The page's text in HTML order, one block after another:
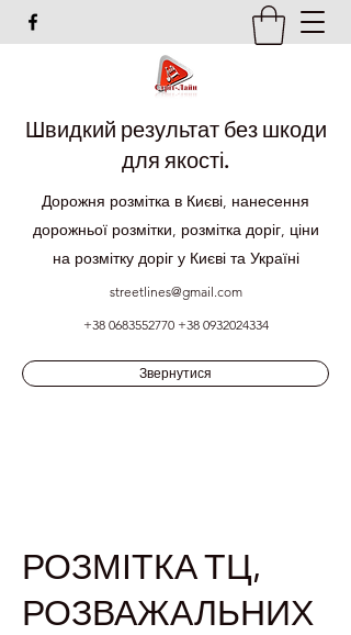
Швидкий результат без шкоди
для якості.
Дорожня розмітка в Києві, нанесення
дорожньої розмітки, розмітка доріг, ціни
на розмітку доріг у Києві та Україні
streetlines@gmail.com
+38 0683552770 +38 0932024334
Звернутися
РОЗМІТКА ТЦ,
РОЗВАЖАЛЬНИХ